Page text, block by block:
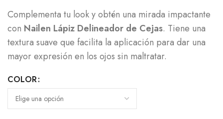
Complementa tu look y obtén una mirada impactante
con Nailen Lápiz Delineador de Cejas. Tiene una
textura suave que facilita la aplicación para dar una
mayor expresión en los ojos sin maltratar.
COLOR